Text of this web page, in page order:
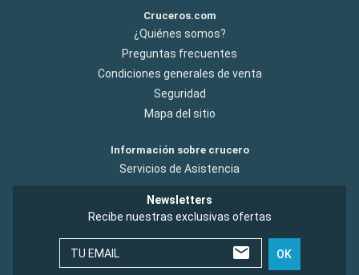
Cruceros.com
¿Quiénes somos?
Preguntas frecuentes
Condiciones generales de venta
Seguridad
Mapa del sitio
Información sobre crucero
Servicios de Asistencia
Newsletters
Recibe nuestras exclusivas ofertas
TU EMAIL OK